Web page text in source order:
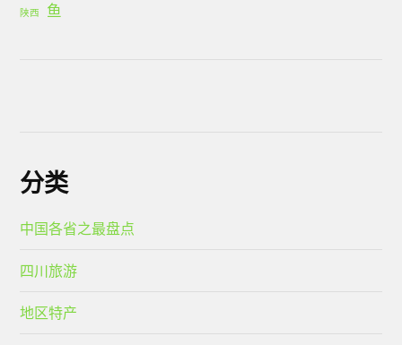
陕西 鱼
分类
中国各省之最盘点
四川旅游
地区特产